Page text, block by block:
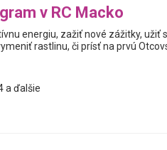
v RC Macko
energiu, zažiť nové zážitky, užiť
rastlinu, či prísť na prvú
a ďalšie